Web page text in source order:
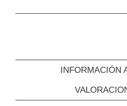
INFORMACIÓN